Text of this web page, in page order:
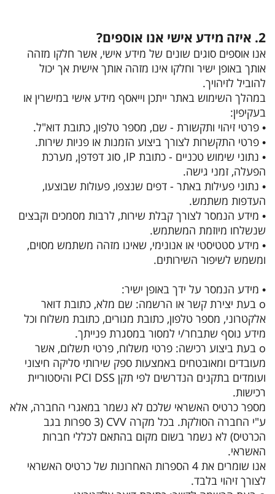
2. איזה מידע אישי אנו אוספים?
אנו אוספים סוגים שונים של מידע אישי, אשר חלקו מזהה
אותך באופן ישיר וחלקו אינו מזהה אותך אישית אך יכול
להוביל לזיהויך.
במהלך השימוש באתר ייתכן וייאסף מידע אישי במישרין או
בעקיפין:
• פרטי זיהוי ותקשורת - שם, מספר טלפון, כתובת דוא"ל.
• פרטי התקשרות לצורך ביצוע הזמנות או פניות שירות.
• נתוני שימוש טכניים - כתובת IP, סוג דפדפן, מערכת
הפעלה, זמני גישה.
• נתוני פעילות באתר - דפים שנצפו, פעולות שבוצעו,
העדפות משתמש.
• מידע הנמסר לצורך קבלת שירות, לרבות מסמכים וקבצים
שנשלחו מיוזמת המשתמש.
• מידע סטטיסטי או אנונימי, שאינו מזהה משתמש מסוים,
ומשמש לשיפור השירותים.
• מידע הנמסר על ידך באופן ישיר:
o בעת יצירת קשר או הרשמה: שם מלא, כתובת דואר
אלקטרוני, מספר טלפון, כתובת מגורים, כתובת משלוח וכל
מידע נוסף שתבחר/י למסור במסגרת פנייתך.
o בעת ביצוע רכישה: פרטי משלוח, פרטי תשלום, אשר
מעובדים ומאובטחים באמצעות ספק שירותי סליקה חיצוני
ועומדים בתקנים הנדרשים לפי תקן PCI DSS והיסטוריית
רכישות.
מספר כרטיס האשראי שלכם לא נשמר במאגרי החברה, אלא
ע"י החברה הסולקת. בכל מקרה CVV (3 ספרות בגב
הכרטיס) לא נשמר בשום מקום בהתאם לכללי חברות
האשראי.
אנו שומרים את 4 הספרות האחרונות של כרטיס האשראי
לצורך זיהוי בלבד.